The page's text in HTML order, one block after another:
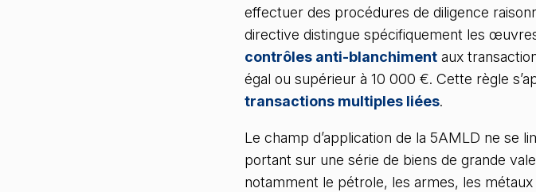
effectuer des procédures de diligence
directive distingue spécifiquement les
contrôles anti-blanchiment aux
égal ou supérieur à 10 000 €. Cette règle
transactions multiples liées.
Le champ d’application de la 5AMLD ne se
portant sur une série de biens de grande
notamment le pétrole, les armes, les